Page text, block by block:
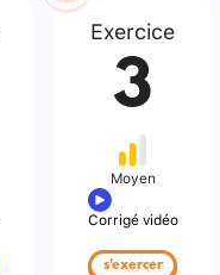
Exercice
3
Moyen
Corrigé vidéo
s'exercer